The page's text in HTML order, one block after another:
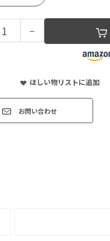
−
ほしい物リストに追加
お問い合わせ